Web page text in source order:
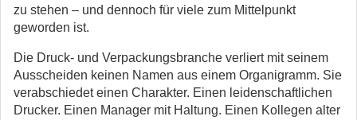
zu stehen – und dennoch für viele zum Mittelpunkt
geworden ist.
Die Druck- und Verpackungsbranche verliert mit seinem
Ausscheiden keinen Namen aus einem Organigramm. Sie
verabschiedet einen Charakter. Einen leidenschaftlichen
Drucker. Einen Manager mit Haltung. Einen Kollegen alter